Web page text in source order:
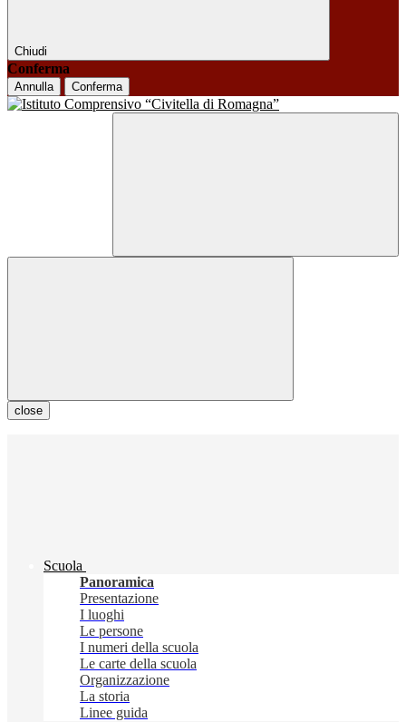
Chiudi
Conferma
Annulla Conferma
close
Scuola
Panoramica
Presentazione
I luoghi
Le persone
I numeri della scuola
Le carte della scuola
Organizzazione
La storia
Linee guida